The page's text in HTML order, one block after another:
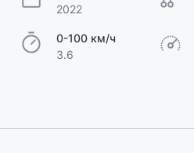
2022
0-100 км/ч
3.6